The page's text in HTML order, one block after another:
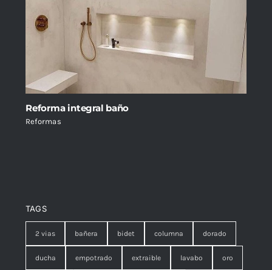
Reforma integral baño
Reformas
TAGS
2 vias bañera bidet columna dorado
ducha empotrado extraible lavabo oro